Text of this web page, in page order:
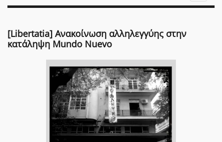
[Libertatia] Ανακοίνωση αλληλεγγύης στην
κατάληψη Mundo Nuevo